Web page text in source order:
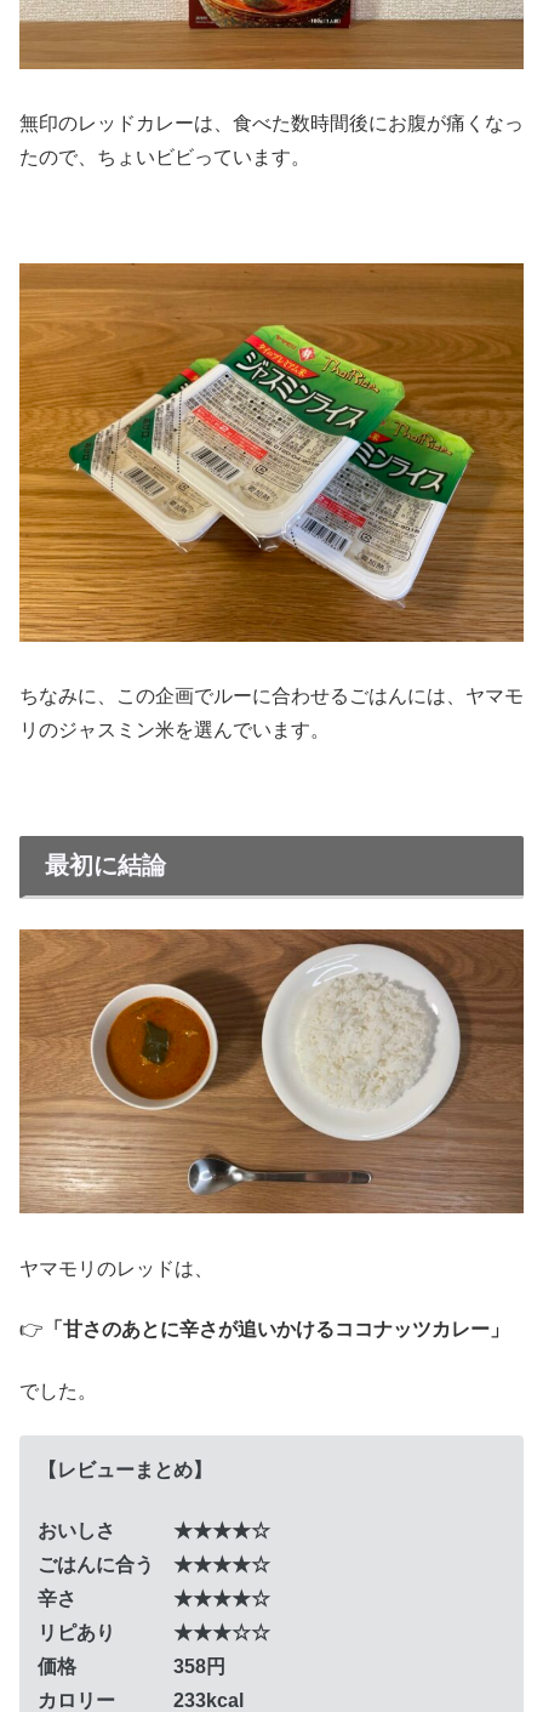
無印のレッドカレーは、食べた数時間後にお腹が痛くなっ
たので、ちょいビビっています。
ちなみに、この企画でルーに合わせるごはんには、ヤマモ
リのジャスミン米を選んでいます。
最初に結論
ヤマモリのレッドは、
👉 「甘さのあとに辛さが追いかけるココナッツカレー」
でした。
【レビューまとめ】
おいしさ ★★★★☆
ごはんに合う ★★★★☆
辛さ ★★★★☆
リピあり ★★★☆☆
価格 358円
カロリー 233kcal